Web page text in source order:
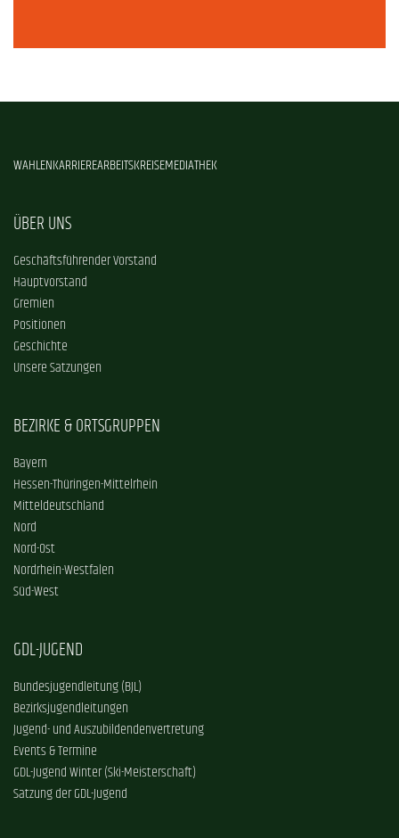
WAHLENKARRIEREARBEITSKREISEMEDIATHEK
ÜBER UNS
Geschäftsführender Vorstand
Hauptvorstand
Gremien
Positionen
Geschichte
Unsere Satzungen
BEZIRKE & ORTSGRUPPEN
Bayern
Hessen-Thüringen-Mittelrhein
Mitteldeutschland
Nord
Nord-Ost
Nordrhein-Westfalen
Süd-West
GDL-JUGEND
Bundesjugendleitung (BJL)
Bezirksjugendleitungen
Jugend- und Auszubildendenvertretung
Events & Termine
GDL-Jugend Winter (Ski-Meisterschaft)
Satzung der GDL-Jugend